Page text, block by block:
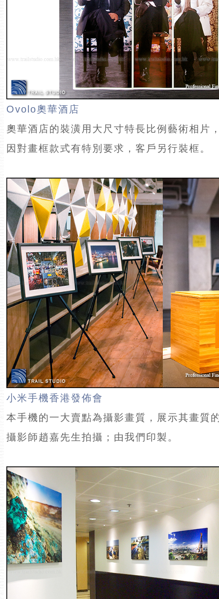
Ovolo奧華酒店
奧華酒店的裝潢用大尺寸特長比例藝術相片
因對畫框款式有特別要求，客戶另行裝框。
小米手機香港發佈會
本手機的一大賣點為攝影畫質，展示其畫質
攝影師趙嘉先生拍攝；由我們印製。